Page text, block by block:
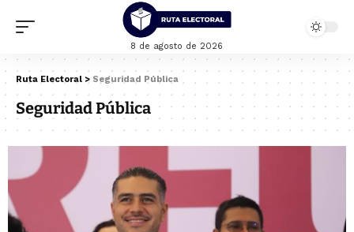
8 de agosto de 2026
Ruta Electoral > Seguridad Pública
Seguridad Pública